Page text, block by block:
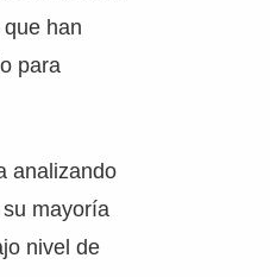
han
para
analizando
mayoría
nivel de